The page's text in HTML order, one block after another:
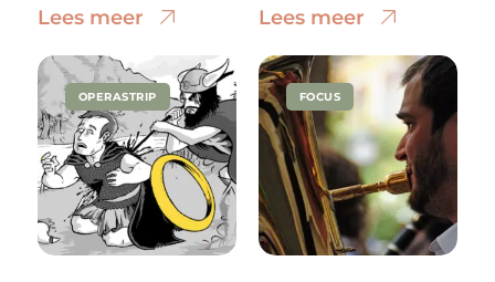
Lees meer Lees meer
OPERASTRIP FOCUS